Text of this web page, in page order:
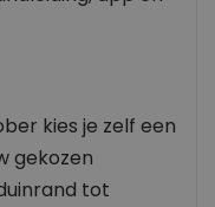
kies je zelf een
gekozen
tot